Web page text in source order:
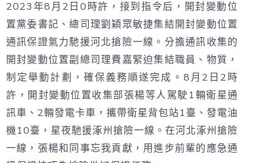
2023年8月2日0時許，接到指令后，開封變動位
置黨委書記、總司理劉穎眾敏捷集結開封變動位置
通訊保證氣力馳援河北搶險一線。分擔通訊收集的
開封變動位置副總司理費嘉緊迫集結職員、物質，
制定舉動計劃，確保義務順遂完成。8月2日2時
許，開封變動位置收集部張楊等人駕駛1輛衛星通
訊車、2輛發電卡車，攜帶衛星背包站1臺、發電油
機10臺，星夜馳援涿州搶險一線。在河北涿州搶險
一線，張楊和同事忘我貢獻，用進步前輩的應急通